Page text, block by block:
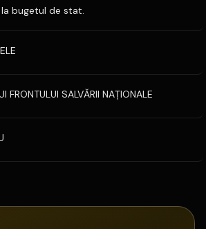
bugetul de stat.
FRONTULUI SALVĂRII NAŢIONALE